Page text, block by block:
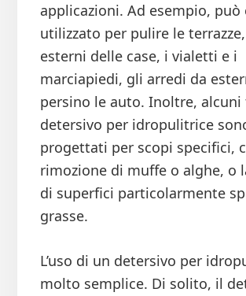
applicazioni. Ad esempio, può
utilizzato per pulire le
esterni delle case, i vialetti e i
marciapiedi, gli arredi da
persino le auto. Inoltre,
detersivo per idropulitrice
progettati per scopi specifici,
rimozione di muffe o alghe, o
di superfici particolarmente
grasse.
L’uso di un detersivo per
molto semplice. Di solito, il